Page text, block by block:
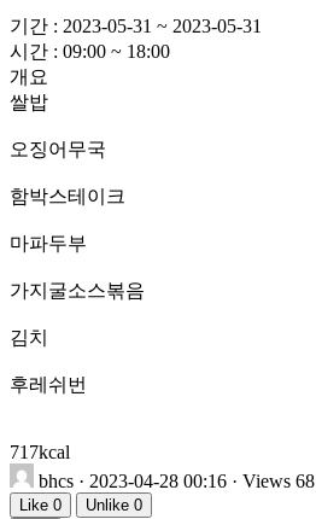
기간 : 2023-05-31 ~ 2023-05-31
시간 : 09:00 ~ 18:00
개요
쌀밥
오징어무국
함박스테이크
마파두부
가지굴소스볶음
김치
후레쉬번
717kcal
bhcs · 2023-04-28 00:16 · Views 68
Like 0 Unlike 0